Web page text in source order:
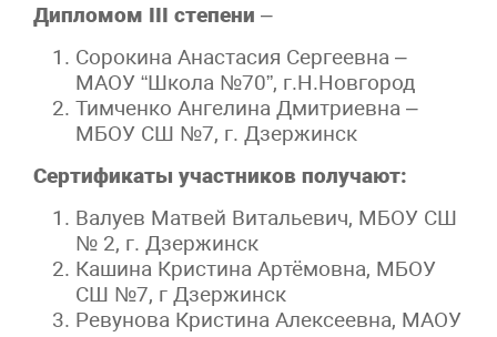
Дипломом III степени –
Сорокина Анастасия Сергеевна –
МАОУ “Школа №70”, г.Н.Новгород
Тимченко Ангелина Дмитриевна –
МБОУ СШ №7, г. Дзержинск
Сертификаты участников получают:
Валуев Матвей Витальевич, МБОУ СШ
№ 2, г. Дзержинск
Кашина Кристина Артёмовна, МБОУ
СШ №7, г Дзержинск
Ревунова Кристина Алексеевна, МАОУ